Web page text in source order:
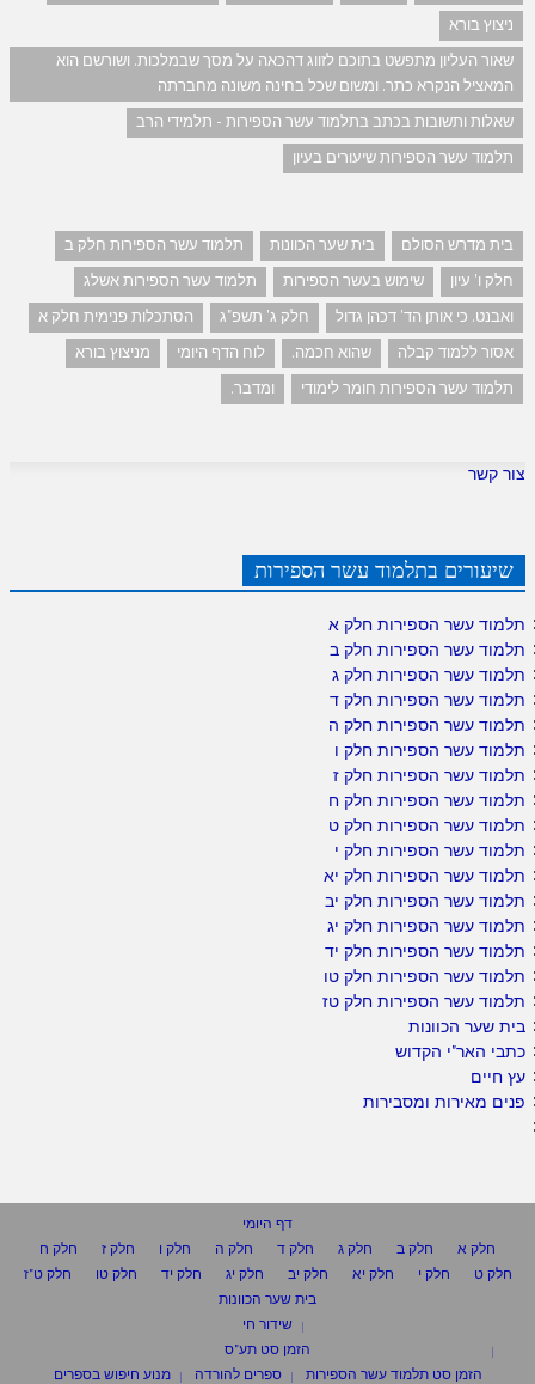
ניצוץ בורא
שאור העליון מתפשט בתוכם לזווג דהכאה על מסך שבמלכות. ושורשם הוא
המאציל הנקרא כתר. ומשום שכל בחינה משונה מחברתה
שאלות ותשובות בכתב בתלמוד עשר הספירות - תלמידי הרב
תלמוד עשר הספירות שיעורים בעיון
בית מדרש הסולם בית שער הכוונות
תלמוד עשר הספירות חלק ב
חלק ו' עיון
שימוש בעשר הספירות
תלמוד עשר הספירות אשלג
ואבנט. כי אותן הד' דכהן גדול
חלק ג' תשפ"ג
הסתכלות פנימית חלק א
אסור ללמוד קבלה
שהוא חכמה. לוח הדף היומי
מניצוץ בורא
תלמוד עשר הספירות חומר לימודי
ומדבר.
צור קשר
שיעורים בתלמוד עשר הספירות
תלמוד עשר הספירות חלק א
תלמוד עשר הספירות חלק ב
תלמוד עשר הספירות חלק ג
תלמוד עשר הספירות חלק ד
תלמוד עשר הספירות חלק ה
תלמוד עשר הספירות חלק ו
תלמוד עשר הספירות חלק ז
תלמוד עשר הספירות חלק ח
תלמוד עשר הספירות חלק ט
תלמוד עשר הספירות חלק י
תלמוד עשר הספירות חלק יא
תלמוד עשר הספירות חלק יב
תלמוד עשר הספירות חלק יג
תלמוד עשר הספירות חלק יד
תלמוד עשר הספירות חלק טו
תלמוד עשר הספירות חלק טז
בית שער הכוונות
כתבי האר"י הקדוש
עץ חיים
פנים מאירות ומסבירות
דף היומי
חלק א
חלק ב חלק ג חלק ד חלק ה חלק ו חלק ז
חלק ח
חלק ט
חלק י חלק יא חלק יב חלק יג חלק יד חלק טו
חלק ט"ז
בית שער הכוונות
שידור חי
הזמן סט תע"ס
הזמן סט תלמוד עשר הספירות
ספרים להורדה מנוע חיפוש בספרים